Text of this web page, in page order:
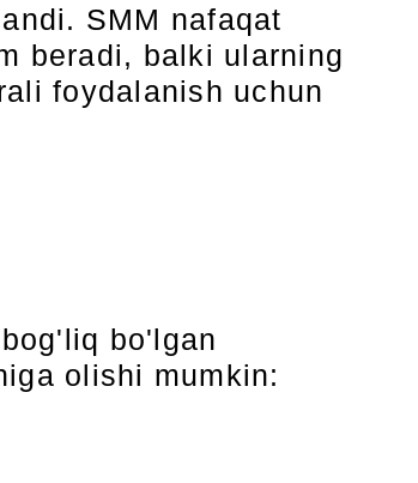
SMM nafaqat
beradi, balki ularning
foydalanish uchun
bo'lgan
olishi mumkin: